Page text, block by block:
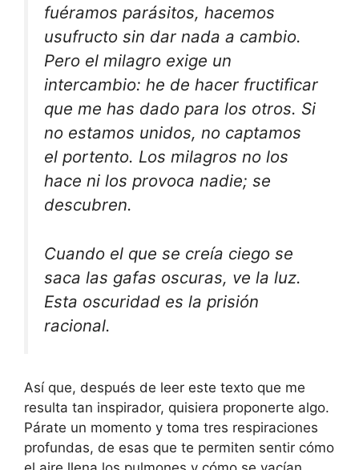
fuéramos parásitos, hacemos
usufructo sin dar nada a cambio.
Pero el milagro exige un
intercambio: he de hacer fructificar
que me has dado para los otros. Si
no estamos unidos, no captamos
el portento. Los milagros no los
hace ni los provoca nadie; se
descubren.
Cuando el que se creía ciego se
saca las gafas oscuras, ve la luz.
Esta oscuridad es la prisión
racional.
Así que, después de leer este texto que me
resulta tan inspirador, quisiera proponerte algo.
Párate un momento y toma tres respiraciones
profundas, de esas que te permiten sentir cómo